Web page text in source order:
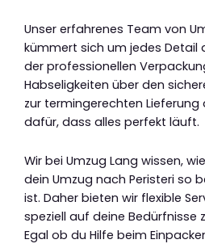
Unser erfahrenes Team von
kümmert sich um jedes Detail
der professionellen
Habseligkeiten über den
zur termingerechten
dafür, dass alles perfekt läuft.
Wir bei Umzug Lang wissen,
dein Umzug nach Peristeri so
ist. Daher bieten wir flexible
speziell auf deine Bedürfnisse
Egal ob du Hilfe beim